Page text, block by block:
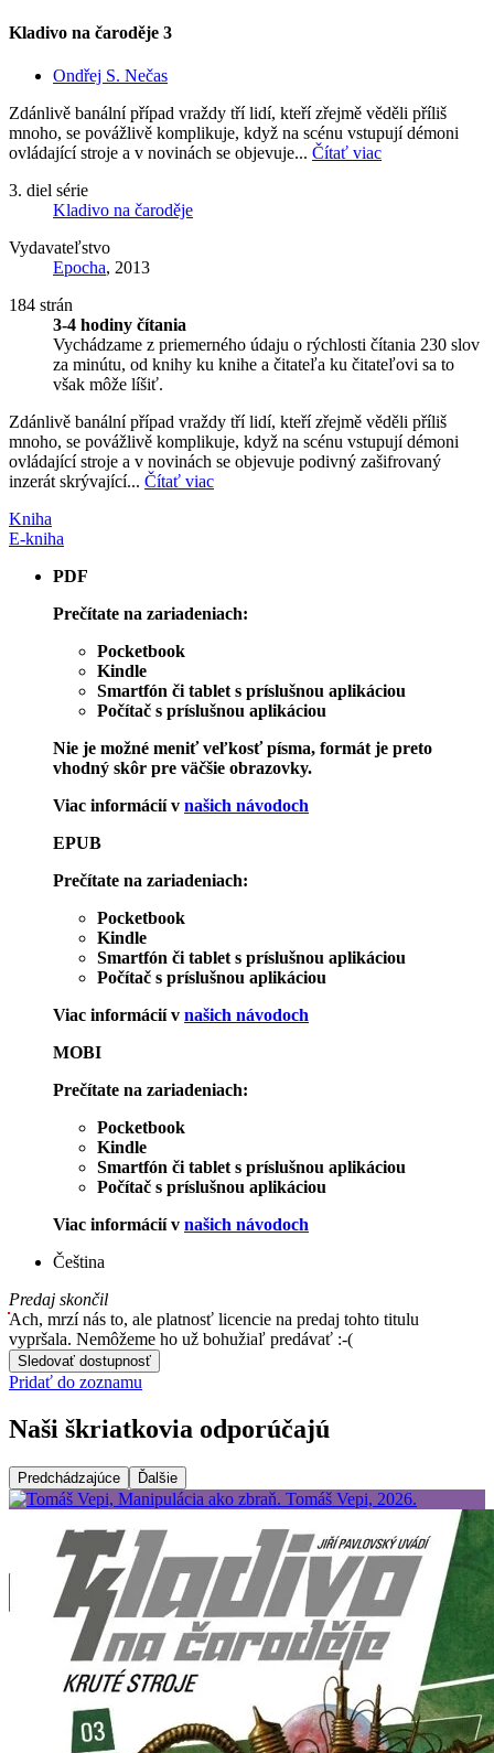
Kladivo na čaroděje 3
Ondřej S. Nečas
Zdánlivě banální případ vraždy tří lidí, kteří zřejmě věděli příliš
mnoho, se povážlivě komplikuje, když na scénu vstupují démoni
ovládající stroje a v novinách se objevuje... Čítať viac
3. diel série
Kladivo na čaroděje
Vydavateľstvo
Epocha, 2013
184 strán
3-4 hodiny čítania
Vychádzame z priemerného údaju o rýchlosti čítania 230 slov
za minútu, od knihy ku knihe a čitateľa ku čitateľovi sa to
však môže líšiť.
Zdánlivě banální případ vraždy tří lidí, kteří zřejmě věděli příliš
mnoho, se povážlivě komplikuje, když na scénu vstupují démoni
ovládající stroje a v novinách se objevuje podivný zašifrovaný
inzerát skrývající... Čítať viac
Kniha
E-kniha
PDF
Prečítate na zariadeniach:
Pocketbook
Kindle
Smartfón či tablet s príslušnou aplikáciou
Počítač s príslušnou aplikáciou
Nie je možné meniť veľkosť písma, formát je preto
vhodný skôr pre väčšie obrazovky.
Viac informácií v našich návodoch
EPUB
Prečítate na zariadeniach:
Pocketbook
Kindle
Smartfón či tablet s príslušnou aplikáciou
Počítač s príslušnou aplikáciou
Viac informácií v našich návodoch
MOBI
Prečítate na zariadeniach:
Pocketbook
Kindle
Smartfón či tablet s príslušnou aplikáciou
Počítač s príslušnou aplikáciou
Viac informácií v našich návodoch
Čeština
Predaj skončil
Ach, mrzí nás to, ale platnosť licencie na predaj tohto titulu
vypršala. Nemôžeme ho už bohužiaľ predávať :-(
Sledovať dostupnosť
Pridať do zoznamu
Naši škriatkovia odporúčajú
Predchádzajúce Ďalšie